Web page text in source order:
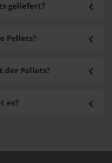
geliefert?
es?
Pellets?
der Pellets?